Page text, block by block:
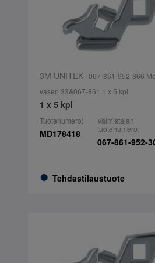
3M UNITEK| 067-861-952-366
vasen 33&067-861 1 x 5 kpl
1 x 5 kpl
Tuotenumero:
MD178418
Tehdastilaustuote
Valmistajan
tuotenumero:
067-861-952-